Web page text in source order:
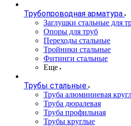
Трубопроводная арматура
Заглушки стальные для
Опоры для труб
Переходы стальные
Тройники стальные
Фитинги стальные
Еще
Трубы стальные
Труба алюминиевая
Труба дюралевая
Труба профильная
Трубы круглые